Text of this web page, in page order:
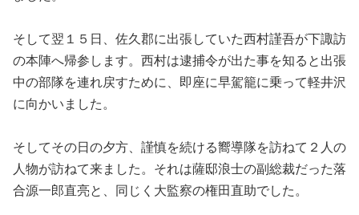
そして翌１５日、佐久郡に出張していた西村謹吾が下諏訪
の本陣へ帰参します。西村は逮捕令が出た事を知ると出張
中の部隊を連れ戻すために、即座に早駕籠に乗って軽井沢
に向かいました。
そしてその日の夕方、謹慎を続ける嚮導隊を訪ねて２人の
人物が訪ねて来ました。それは薩邸浪士の副総裁だった落
合源一郎直亮と、同じく大監察の権田直助でした。